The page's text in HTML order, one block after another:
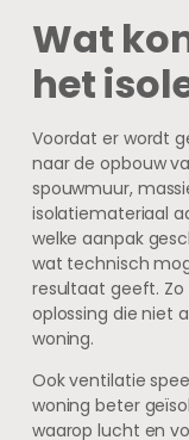
Wat
het
Voordat er wordt
naar de opbouw
spouwmuur,
isolatiemateriaal
welke aanpak
wat technisch
resultaat geeft.
oplossing die niet
woning.
Ook ventilatie
woning beter
waarop lucht en